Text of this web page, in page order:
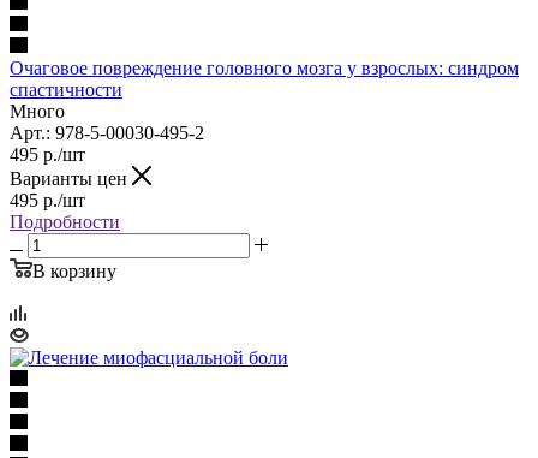
Очаговое повреждение головного мозга у взрослых: синдром
спастичности
Много
Арт.: 978-5-00030-495-2
495 р./шт
Варианты цен
495 р./шт
Подробности
В корзину